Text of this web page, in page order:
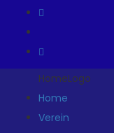
HomeLogo
Home
Verein